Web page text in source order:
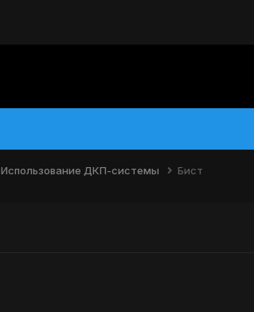
Использование ДКП-системы Бист